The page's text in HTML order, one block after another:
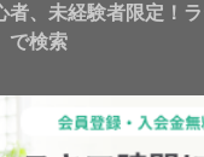
者、未経験者限定！
で検索